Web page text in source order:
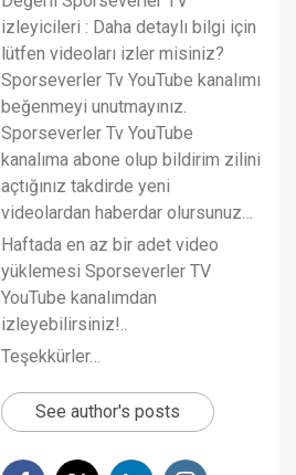
izleyicileri : Daha detaylı bilgi için
lütfen videoları izler misiniz?
Sporseverler Tv YouTube kanalımı
beğenmeyi unutmayınız.
Sporseverler Tv YouTube
kanalıma abone olup bildirim zilini
açtığınız takdirde yeni
videolardan haberdar olursunuz…
Haftada en az bir adet video
yüklemesi Sporseverler TV
YouTube kanalımdan
izleyebilirsiniz!..
Teşekkürler…
See author's posts